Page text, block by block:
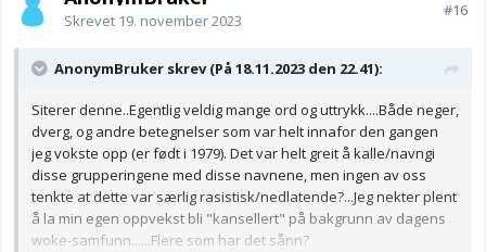
Skrevet 19. november 2023
#16
AnonymBruker skrev (På 18.11.2023 den 22.41):
Siterer denne..Egentlig veldig mange ord og uttrykk....Både neger,
dverg, og andre betegnelser som var helt innafor den gangen
jeg vokste opp (er født i 1979). Det var helt greit å kalle/navngi
disse grupperingene med disse navnene, men ingen av oss
tenkte at dette var særlig rasistisk/nedlatende?...Jeg nekter plent
å la min egen oppvekst bli "kansellert" på bakgrunn av dagens
woke-samfunn......Flere som har det sånn?